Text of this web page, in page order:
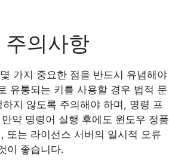
의사항
가지 중요한 점을 반드시 유념해야
유통되는 키를 사용할 경우 법적 문
지 않도록 주의해야 하며, 명령 프
약 명령어 실행 후에도 윈도우 정품
또는 라이선스 서버의 일시적 오류
이 좋습니다.